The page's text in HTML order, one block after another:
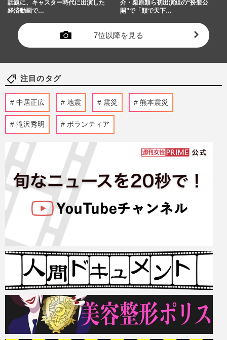
話題に、キャスター時代に出演した
経済動画で…
介・栗原類ら初出演組の“扮装公
開”で「顔で天下…
7位以降を見る
注目のタグ
中居正広 地震 震災 熊本震災
滝沢秀明 ボランティア